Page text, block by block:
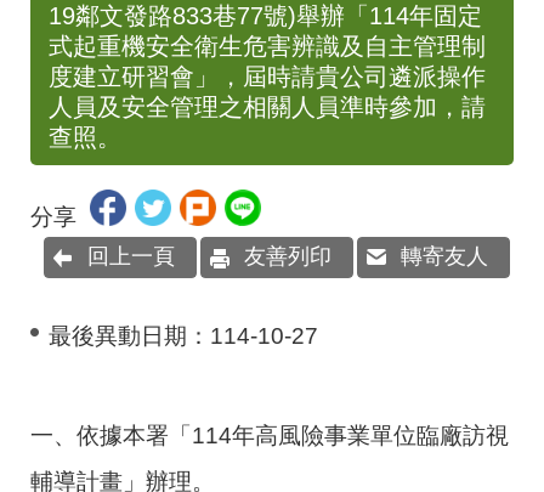
19鄰文發路833巷77號)舉辦「114年固定
式起重機安全衛生危害辨識及自主管理制
度建立研習會」，屆時請貴公司遴派操作
人員及安全管理之相關人員準時參加，請
查照。
分享
回上一頁 友善列印 轉寄友人
最後異動日期： 114-10-27
一、依據本署「114年高風險事業單位臨廠訪視
輔導計畫」辦理。